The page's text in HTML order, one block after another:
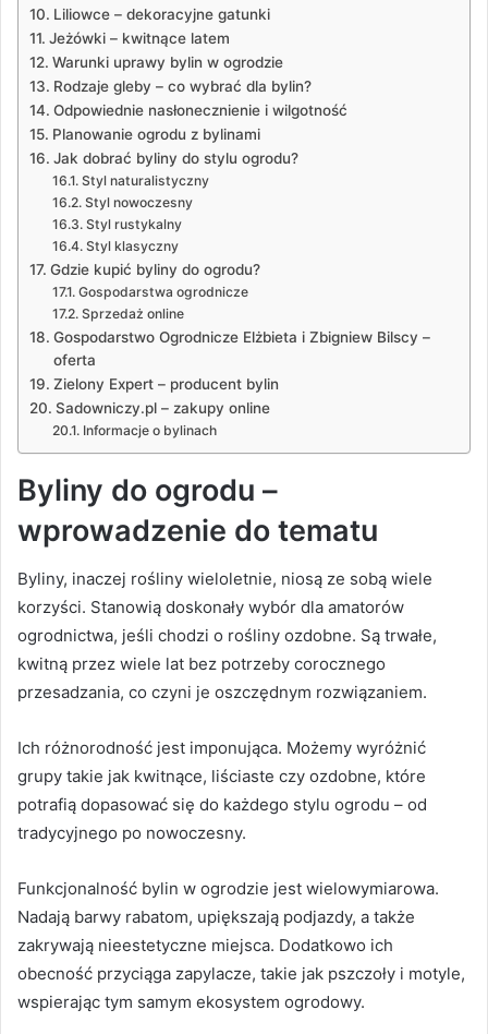
Liliowce – dekoracyjne gatunki
Jeżówki – kwitnące latem
Warunki uprawy bylin w ogrodzie
Rodzaje gleby – co wybrać dla bylin?
Odpowiednie nasłonecznienie i wilgotność
Planowanie ogrodu z bylinami
Jak dobrać byliny do stylu ogrodu?
Styl naturalistyczny
Styl nowoczesny
Styl rustykalny
Styl klasyczny
Gdzie kupić byliny do ogrodu?
Gospodarstwa ogrodnicze
Sprzedaż online
Gospodarstwo Ogrodnicze Elżbieta i Zbigniew Bilscy –
oferta
Zielony Expert – producent bylin
Sadowniczy.pl – zakupy online
Informacje o bylinach
Byliny do ogrodu –
wprowadzenie do tematu
Byliny, inaczej rośliny wieloletnie, niosą ze sobą wiele
korzyści. Stanowią doskonały wybór dla amatorów
ogrodnictwa, jeśli chodzi o rośliny ozdobne. Są trwałe,
kwitną przez wiele lat bez potrzeby corocznego
przesadzania, co czyni je oszczędnym rozwiązaniem.
Ich różnorodność jest imponująca. Możemy wyróżnić
grupy takie jak kwitnące, liściaste czy ozdobne, które
potrafią dopasować się do każdego stylu ogrodu – od
tradycyjnego po nowoczesny.
Funkcjonalność bylin w ogrodzie jest wielowymiarowa.
Nadają barwy rabatom, upiększają podjazdy, a także
zakrywają nieestetyczne miejsca. Dodatkowo ich
obecność przyciąga zapylacze, takie jak pszczoły i motyle,
wspierając tym samym ekosystem ogrodowy.